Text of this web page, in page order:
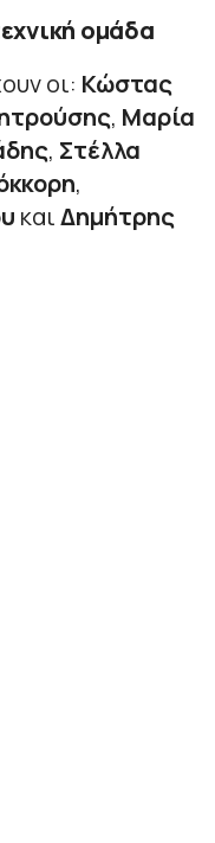
ομάδα
οι: Κώστας
, Μαρία
, Στέλλα
,
καιΔημήτρης